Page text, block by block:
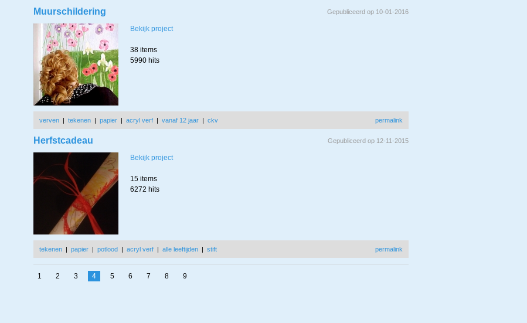
Muurschildering Gepubliceerd op 10-01-2016
Bekijk project
38 items
5990 hits
verven | tekenen | papier | acryl verf | vanaf 12 jaar | ckv permalink
Herfstcadeau Gepubliceerd op 12-11-2015
Bekijk project
15 items
6272 hits
tekenen | papier | potlood | acryl verf | alle leeftijden | stift permalink
1 2 3 4 5 6 7 8 9